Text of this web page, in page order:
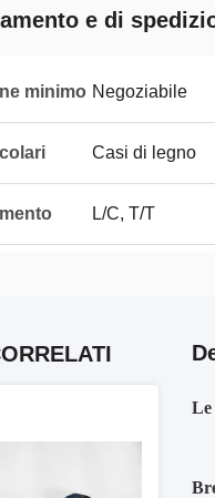
e di
minimo Negoziabile
Casi di legno
L/C, T/T
Le